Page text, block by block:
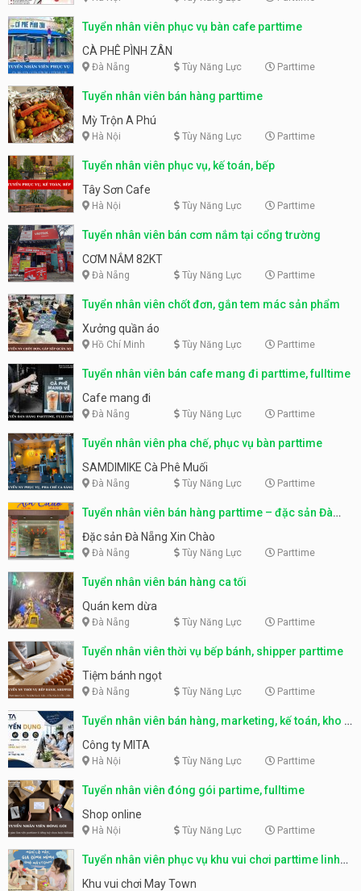
Tuyển nhân viên phục vụ bàn cafe parttime
CÀ PHÊ PÌNH ZÂN
Đà Nẵng Tùy Năng Lực Parttime
Tuyển nhân viên bán hàng parttime
Mỳ Trộn A Phú
Hà Nội Tùy Năng Lực Parttime
Tuyển nhân viên phục vụ, kế toán, bếp
Tây Sơn Cafe
Hà Nội Tùy Năng Lực Parttime
Tuyển nhân viên bán cơm nắm tại cổng trường
CƠM NẮM 82KT
Đà Nẵng Tùy Năng Lực Parttime
Tuyển nhân viên chốt đơn, gắn tem mác sản phẩm
Xưởng quần áo
Hồ Chí Minh Tùy Năng Lực Parttime
Tuyển nhân viên bán cafe mang đi parttime, fulltime
Cafe mang đi
Đà Nẵng Tùy Năng Lực Parttime
Tuyển nhân viên pha chế, phục vụ bàn parttime
SAMDIMIKE Cà Phê Muối
Đà Nẵng Tùy Năng Lực Parttime
Tuyển nhân viên bán hàng parttime – đặc sản Đà
Nẵng
Đặc sản Đà Nẵng Xin Chào
Đà Nẵng Tùy Năng Lực Parttime
Tuyển nhân viên bán hàng ca tối
Quán kem dừa
Đà Nẵng Tùy Năng Lực Parttime
Tuyển nhân viên thời vụ bếp bánh, shipper parttime
Tiệm bánh ngọt
Đà Nẵng Tùy Năng Lực Parttime
Tuyển nhân viên bán hàng, marketing, kế toán, kho –
parttime, fulltime
Công ty MITA
Hà Nội Tùy Năng Lực Parttime
Tuyển nhân viên đóng gói partime, fulltime
Shop online
Hà Nội Tùy Năng Lực Parttime
Tuyển nhân viên phục vụ khu vui chơi parttime linh
động
Khu vui chơi May Town